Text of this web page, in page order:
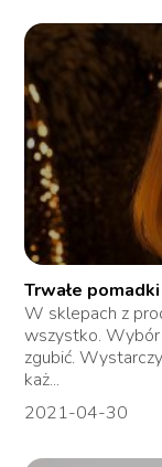
Trwałe
W sklepach z
wszystko. Wybór
zgubić.
każ...
2021-04-30